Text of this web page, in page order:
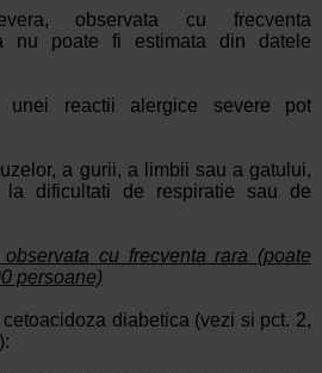
observata cu frecventa
nu poate fi estimata din datele
unei reactii alergice severe pot
a gurii, a limbii sau a gatului,
la dificultati de respiratie sau de
cu frecventa rara (poate
persoane)
diabetica (vezi si pct. 2,